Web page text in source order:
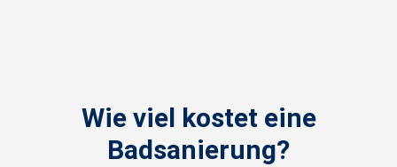
Wie viel kostet eine
Badsanierung?